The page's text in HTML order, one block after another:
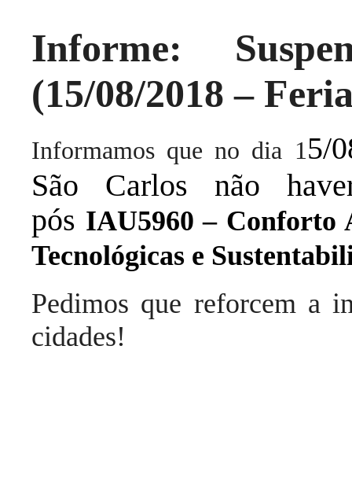
Informe:
(15/08/2018 –
Informamos que no dia 1 5/
São Carlos não
pós IAU5960 – Conforto
Tecnológicas e
Pedimos que reforcem a
cidades!